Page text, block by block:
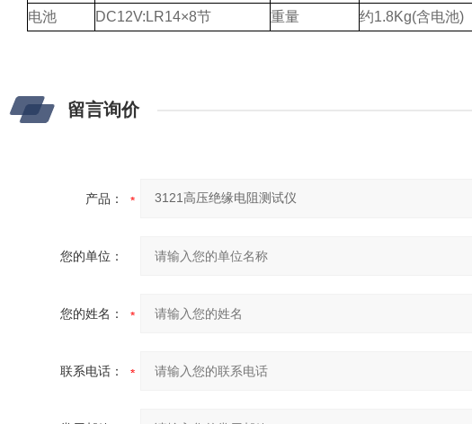
电池
DC12V:LR14×8节 重量 约1.8Kg(含电池)
留言询价
产品：
您的单位：
您的姓名：
联系电话：